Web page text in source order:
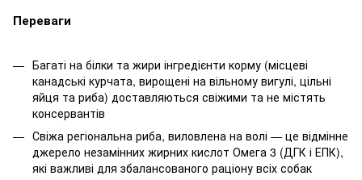
Переваги
Багаті на білки та жири інгредієнти корму (місцеві
канадські курчата, вирощені на вільному вигулі, цільні
яйця та риба) доставляються свіжими та не містять
консервантів
Свіжа регіональна риба, виловлена на волі — це відмінне
джерело незамінних жирних кислот Омега 3 (ДГК і ЕПК),
які важливі для збалансованого раціону всіх собак